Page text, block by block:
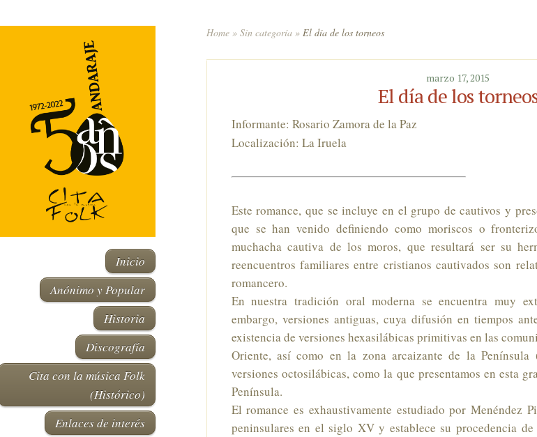
Inicio
Anónimo y Popular
Historia
Discografía
Cita con la música Folk
(Histórico)
Enlaces de interés
Home » Sin categoría »El día de los torneos
marzo 17, 2015
El día de los
Informante: Rosario Zamora de la Paz
Localización: La Iruela
Este romance, que se incluye en el grupo de cautivos y
que se han venido definiendo como moriscos o
muchacha cautiva de los moros, que resultará ser su
reencuentros familiares entre cristianos cautivados son
romancero.
En nuestra tradición oral moderna se encuentra muy
embargo, versiones antiguas, cuya difusión en tiempos
existencia de versiones hexasilábicas primitivas en las
Oriente, así como en la zona arcaizante de la Península
versiones octosilábicas, como la que presentamos en esta
Península.
El romance es exhaustivamente estudiado por Menéndez
peninsulares en el siglo XV y establece su procedencia de